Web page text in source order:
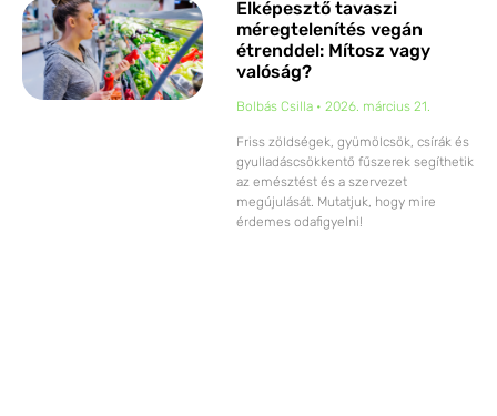
Elképesztő tavaszi
méregtelenítés vegán
étrenddel: Mítosz vagy
valóság?
Bolbás Csilla 2026. március 21.
Friss zöldségek, gyümölcsök, csírák és
gyulladáscsökkentő fűszerek segíthetik
az emésztést és a szervezet
megújulását. Mutatjuk, hogy mire
érdemes odafigyelni!